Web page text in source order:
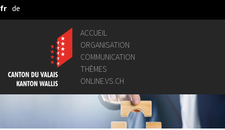
Saut au contenu principal
fr de
ACCUEIL
ORGANISATION
COMMUNICATION
THÈMES
ONLINE.VS.CH